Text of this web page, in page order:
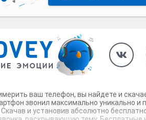
ваш телефон, вы найдете и
звонил максимально уникально
и установив абсолютно